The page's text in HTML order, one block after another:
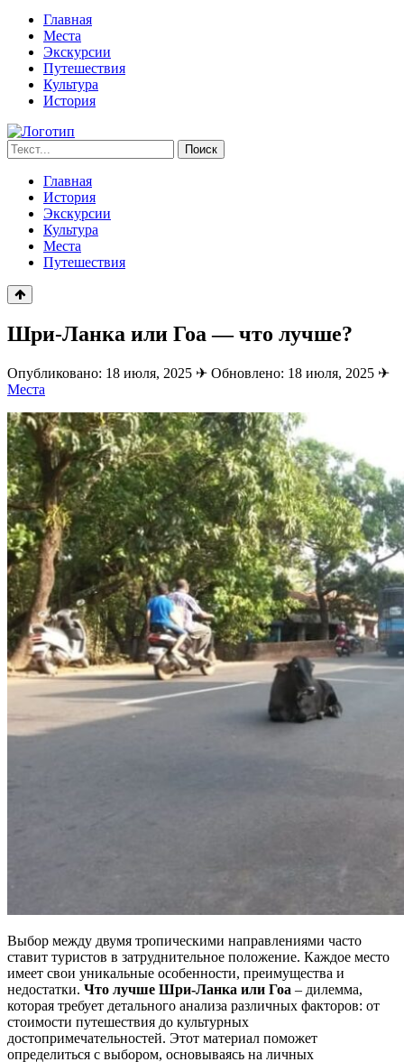
Главная
Места
Экскурсии
Путешествия
Культура
История
Запрос
для
поиска:
Поиск
Главная
История
Экскурсии
Культура
Места
Путешествия
Шри-Ланка или Гоа — что лучше?
Опубликовано: 18 июля, 2025 ✈ Обновлено: 18 июля, 2025 ✈
Места
Выбор между двумя тропическими направлениями часто
ставит туристов в затруднительное положение. Каждое место
имеет свои уникальные особенности, преимущества и
недостатки. Что лучше Шри-Ланка или Гоа – дилемма,
которая требует детального анализа различных факторов: от
стоимости путешествия до культурных
достопримечательностей. Этот материал поможет
определиться с выбором, основываясь на личных